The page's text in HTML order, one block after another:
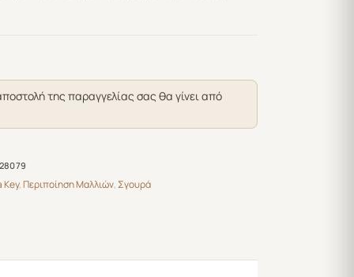
της παραγγελίας σας θα γίνει από
Key,Περιποίηση Μαλλιών,Σγουρά